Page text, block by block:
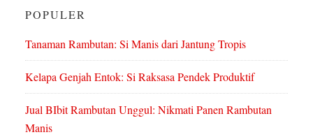
POPULER
Tanaman Rambutan: Si Manis dari Jantung Tropis
Kelapa Genjah Entok: Si Raksasa Pendek Produktif
Jual BIbit Rambutan Unggul: Nikmati Panen Rambutan
Manis